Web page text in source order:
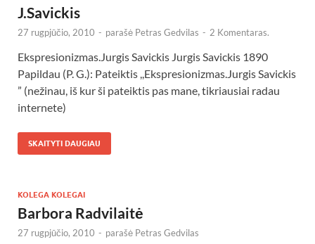
J.Savickis
27 rugpjūčio, 2010 - parašė Petras Gedvilas - 2 Komentaras.
Ekspresionizmas.Jurgis Savickis Jurgis Savickis 1890
Papildau (P. G.): Pateiktis ,,Ekspresionizmas.Jurgis Savickis
” (nežinau, iš kur ši pateiktis pas mane, tikriausiai radau
internete)
SKAITYTI DAUGIAU
KOLEGA KOLEGAI
Barbora Radvilaitė
27 rugpjūčio, 2010 - parašė Petras Gedvilas